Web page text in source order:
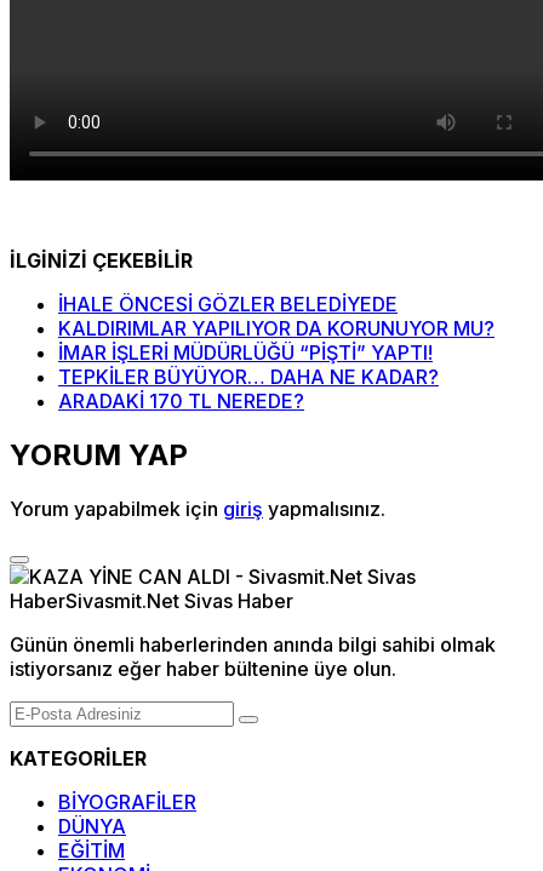
İLGİNİZİ ÇEKEBİLİR
İHALE ÖNCESİ GÖZLER BELEDİYEDE
KALDIRIMLAR YAPILIYOR DA KORUNUYOR MU?
İMAR İŞLERİ MÜDÜRLÜĞÜ “PİŞTİ” YAPTI!
TEPKİLER BÜYÜYOR… DAHA NE KADAR?
ARADAKİ 170 TL NEREDE?
YORUM YAP
Yorum yapabilmek için giriş yapmalısınız.
Günün önemli haberlerinden anında bilgi sahibi olmak
istiyorsanız eğer haber bültenine üye olun.
KATEGORİLER
BİYOGRAFİLER
DÜNYA
EĞİTİM